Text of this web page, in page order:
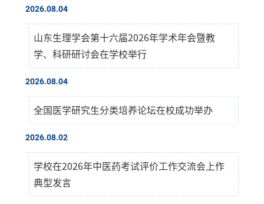
2026.08.04
山东生理学会第十六届2026年学术年会暨教
学、科研研讨会在学校举行
2026.08.04
全国医学研究生分类培养论坛在校成功举办
2026.08.02
学校在2026年中医药考试评价工作交流会上作
典型发言